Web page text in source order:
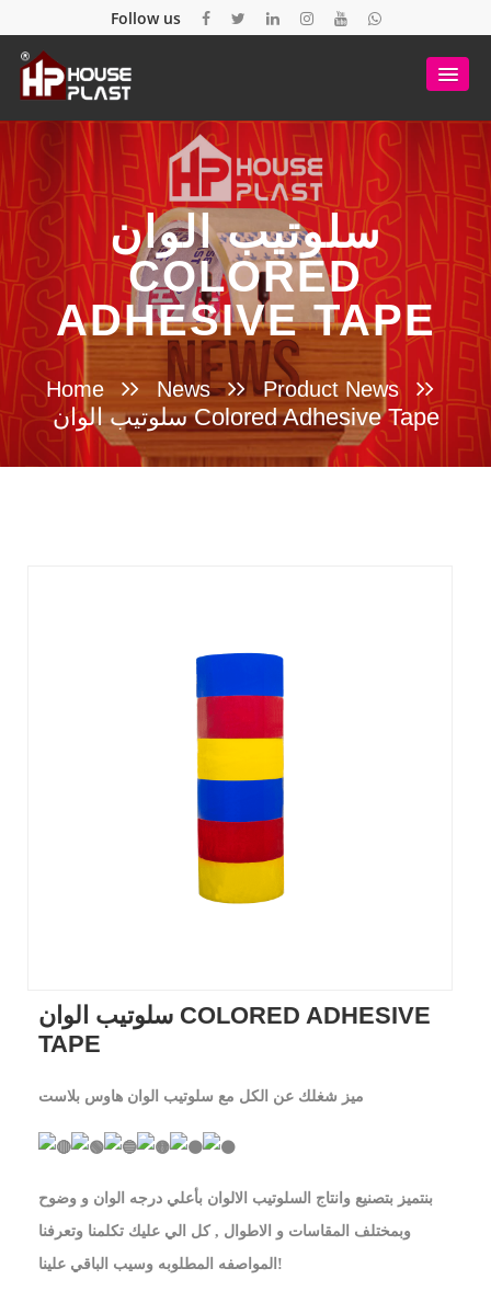
Follow us
سلوتيب الوان
COLORED
ADHESIVE TAPE
Home News Product News
سلوتيب الوان Colored Adhesive Tape
سلوتيب الوان COLORED ADHESIVE
TAPE
ميز شغلك عن الكل مع سلوتيب الوان هاوس بلاست
بنتميز بتصنيع وانتاج السلوتيب الالوان بأعلي درجه الوان و وضوح
وبمختلف المقاسات و الاطوال , كل الي عليك تكلمنا وتعرفنا
المواصفه المطلوبه وسيب الباقي علينا!